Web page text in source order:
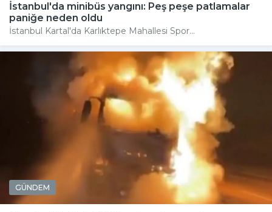
İstanbul'da minibüs yangını: Peş peşe patlamalar
paniğe neden oldu
İstanbul Kartal'da Karlıktepe Mahallesi Spor...
GÜNDEM